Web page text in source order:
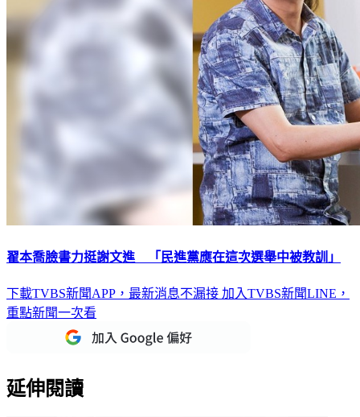
翟本喬臉書力挺謝文進 「民進黨應在這次選舉中被教訓」
下載TVBS新聞APP，最新消息不漏接 加入TVBS新聞LINE，
重點新聞一次看
延伸閱讀